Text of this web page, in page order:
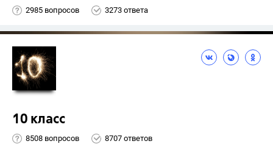
2985 вопросов 3273 ответа
10 класс
8508 вопросов 8707 ответов